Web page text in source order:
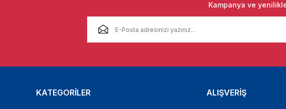
Kampanya ve
KATEGORİLER ALIŞVERİŞ